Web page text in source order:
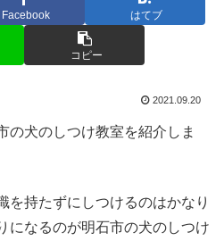
Facebook はてブ
コピー
2021.09.20
の犬のしつけ教室を紹介しま
を持たずにしつけるのはかなり
になるのが明石市の犬のしつけ